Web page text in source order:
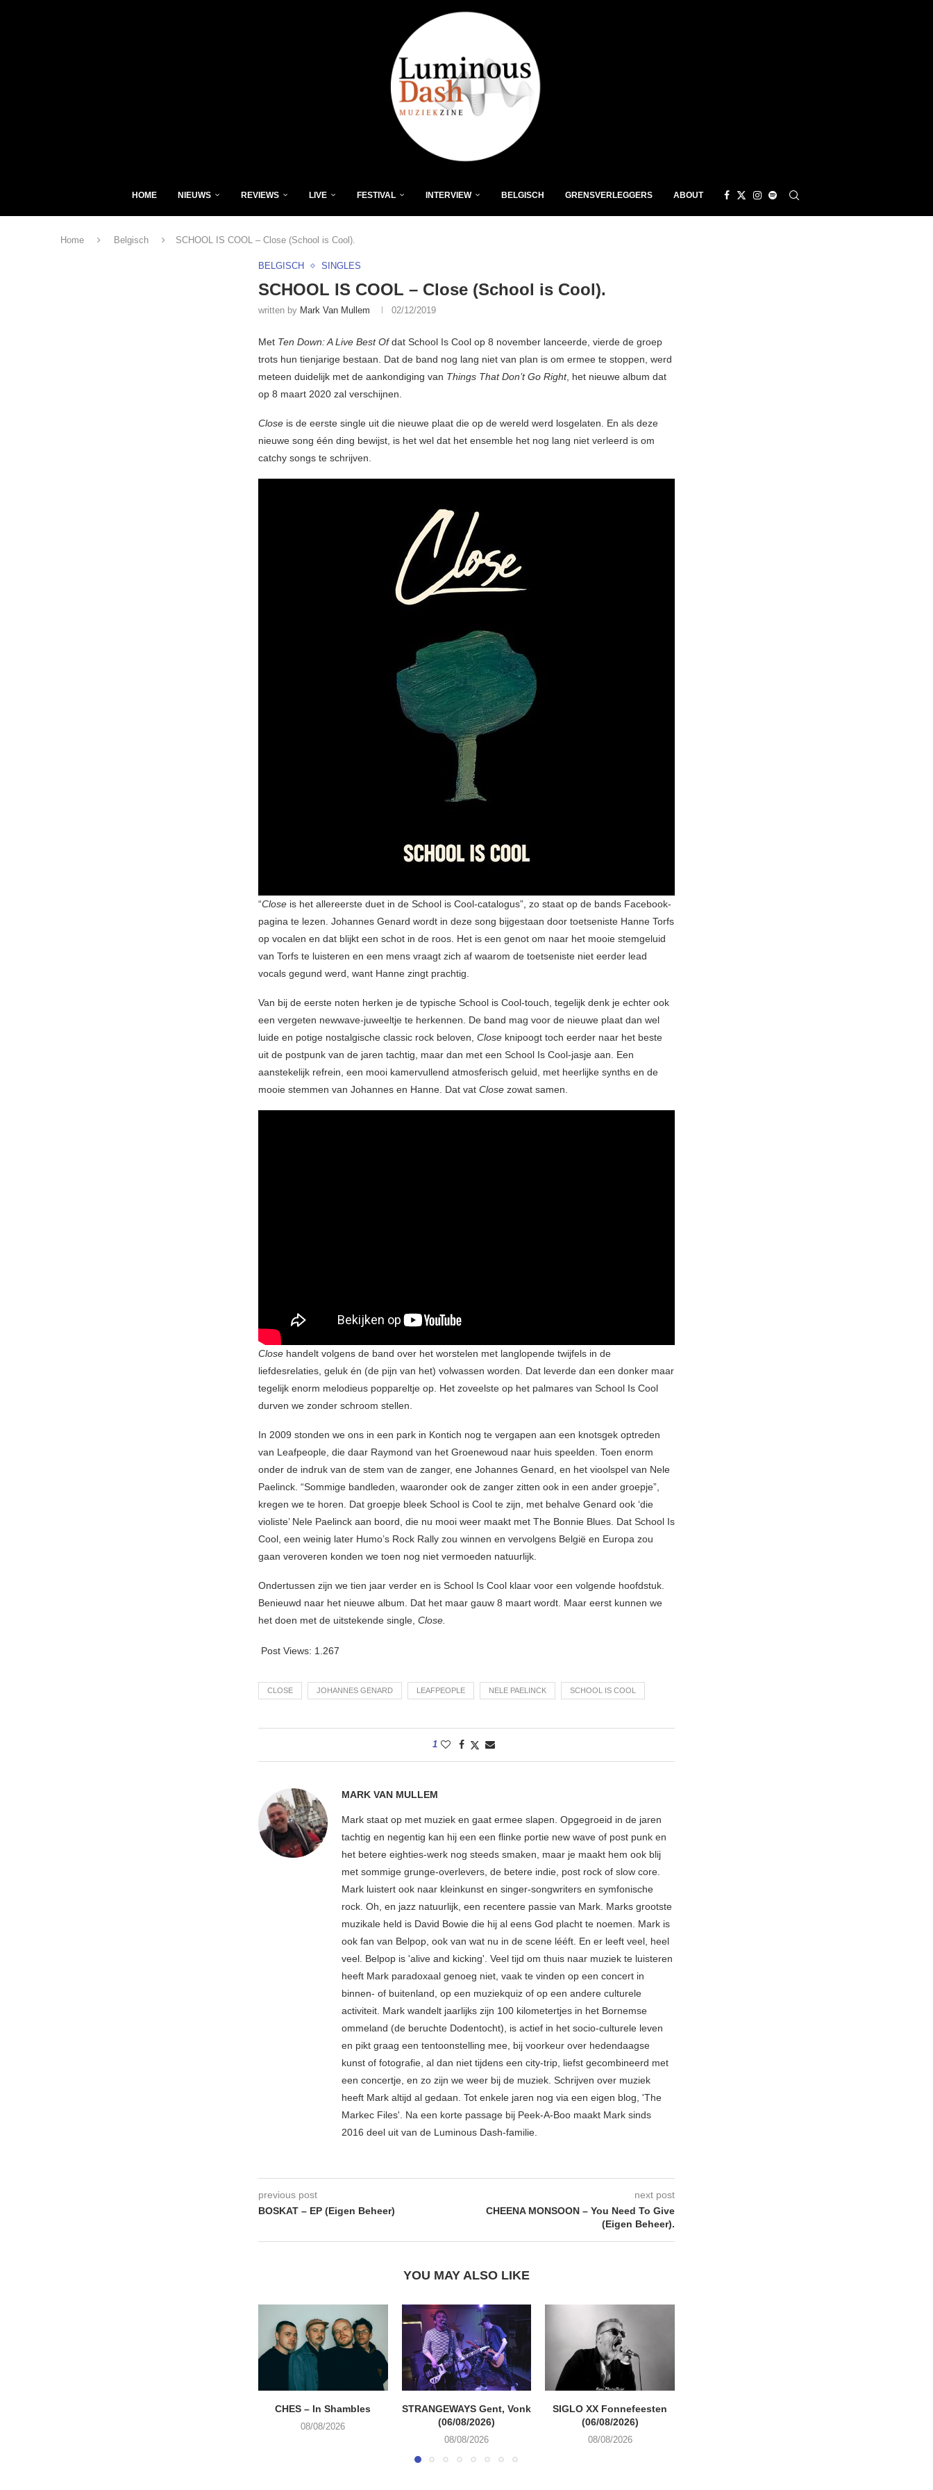
HOME NIEUWS REVIEWS LIVE FESTIVAL INTERVIEW BELGISCH GRENSVERLEGGERS ABOUT
Home Belgisch SCHOOL IS COOL – Close (School is Cool).
BELGISCH SINGLES
SCHOOL IS COOL – Close (School is Cool).
written by Mark Van Mullem 02/12/2019
Met Ten Down: A Live Best Ofdat School Is Cool op 8 november lanceerde, vierde de groep
trots hun tienjarige bestaan. Dat de band nog lang niet van plan is om ermee te stoppen, werd
meteen duidelijk met de aankondiging van Things That Don’t Go Right, het nieuwe album dat
op 8 maart 2020 zal verschijnen.
Close is de eerste single uit die nieuwe plaat die op de wereld werd losgelaten. En als deze
nieuwe song één ding bewijst, is het wel dat het ensemble het nog lang niet verleerd is om
catchy songs te schrijven.
“Close is het allereerste duet in de School is Cool-catalogus”, zo staat op de bands Facebook-
pagina te lezen. Johannes Genard wordt in deze song bijgestaan door toetseniste Hanne Torfs
op vocalen en dat blijkt een schot in de roos. Het is een genot om naar het mooie stemgeluid
van Torfs te luisteren en een mens vraagt zich af waarom de toetseniste niet eerder lead
vocals gegund werd, want Hanne zingt prachtig.
Van bij de eerste noten herken je de typische School is Cool-touch, tegelijk denk je echter ook
een vergeten newwave-juweeltje te herkennen. De band mag voor de nieuwe plaat dan wel
luide en potige nostalgische classic rock beloven, Close knipoogt toch eerder naar het beste
uit de postpunk van de jaren tachtig, maar dan met een School Is Cool-jasje aan. Een
aanstekelijk refrein, een mooi kamervullend atmosferisch geluid, met heerlijke synths en de
mooie stemmen van Johannes en Hanne. Dat vat Close zowat samen.
Close handelt volgens de band over het worstelen met langlopende twijfels in de
liefdesrelaties, geluk én (de pijn van het) volwassen worden. Dat leverde dan een donker maar
tegelijk enorm melodieus poppareltje op. Het zoveelste op het palmares van School Is Cool
durven we zonder schroom stellen.
In 2009 stonden we ons in een park in Kontich nog te vergapen aan een knotsgek optreden
van Leafpeople, die daar Raymond van het Groenewoud naar huis speelden. Toen enorm
onder de indruk van de stem van de zanger, ene Johannes Genard, en het vioolspel van Nele
Paelinck. “Sommige bandleden, waaronder ook de zanger zitten ook in een ander groepje”,
kregen we te horen. Dat groepje bleek School is Cool te zijn, met behalve Genard ook ‘die
violiste’ Nele Paelinck aan boord, die nu mooi weer maakt met The Bonnie Blues. Dat School Is
Cool, een weinig later Humo’s Rock Rally zou winnen en vervolgens België en Europa zou
gaan veroveren konden we toen nog niet vermoeden natuurlijk.
Ondertussen zijn we tien jaar verder en is School Is Cool klaar voor een volgende hoofdstuk.
Benieuwd naar het nieuwe album. Dat het maar gauw 8 maart wordt. Maar eerst kunnen we
het doen met de uitstekende single, Close.
Post Views: 1.267
CLOSE JOHANNES GENARD LEAFPEOPLE NELE PAELINCK SCHOOL IS COOL
1
MARK VAN MULLEM
Mark staat op met muziek en gaat ermee slapen. Opgegroeid in de jaren
tachtig en negentig kan hij een een flinke portie new wave of post punk en
het betere eighties-werk nog steeds smaken, maar je maakt hem ook blij
met sommige grunge-overlevers, de betere indie, post rock of slow core.
Mark luistert ook naar kleinkunst en singer-songwriters en symfonische
rock. Oh, en jazz natuurlijk, een recentere passie van Mark. Marks grootste
muzikale held is David Bowie die hij al eens God placht te noemen. Mark is
ook fan van Belpop, ook van wat nu in de scene lééft. En er leeft veel, heel
veel. Belpop is 'alive and kicking'. Veel tijd om thuis naar muziek te luisteren
heeft Mark paradoxaal genoeg niet, vaak te vinden op een concert in
binnen- of buitenland, op een muziekquiz of op een andere culturele
activiteit. Mark wandelt jaarlijks zijn 100 kilometertjes in het Bornemse
ommeland (de beruchte Dodentocht), is actief in het socio-culturele leven
en pikt graag een tentoonstelling mee, bij voorkeur over hedendaagse
kunst of fotografie, al dan niet tijdens een city-trip, liefst gecombineerd met
een concertje, en zo zijn we weer bij de muziek. Schrijven over muziek
heeft Mark altijd al gedaan. Tot enkele jaren nog via een eigen blog, 'The
Markec Files'. Na een korte passage bij Peek-A-Boo maakt Mark sinds
2016 deel uit van de Luminous Dash-familie.
previous post
BOSKAT – EP (Eigen Beheer)
next post
CHEENA MONSOON – You Need To Give
(Eigen Beheer).
YOU MAY ALSO LIKE
CHES – In Shambles
08/08/2026
STRANGEWAYS Gent, Vonk
(06/08/2026)
08/08/2026
SIGLO XX Fonnefeesten
(06/08/2026)
08/08/2026